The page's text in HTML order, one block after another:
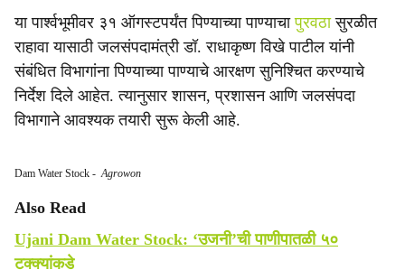
या पार्श्वभूमीवर ३१ ऑगस्टपर्यंत पिण्याच्या पाण्याचापुरवठासुरळीत
राहावा यासाठी जलसंपदामंत्री डॉ. राधाकृष्ण विखे पाटील यांनी
संबंधित विभागांना पिण्याच्या पाण्याचे आरक्षण सुनिश्चित करण्याचे
निर्देश दिले आहेत. त्यानुसार शासन, प्रशासन आणि जलसंपदा
विभागाने आवश्यक तयारी सुरू केली आहे.
Dam Water Stock -Agrowon
Also Read
Ujani Dam Water Stock: ‘उजनी’ची पाणीपातळी ५०
टक्क्यांकडे